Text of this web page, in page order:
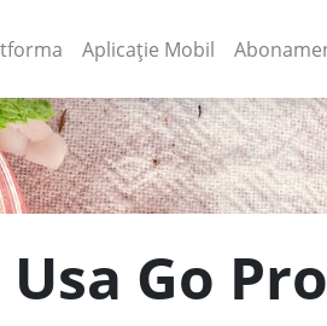
(current)
Aplicație Mobil (current)
Go